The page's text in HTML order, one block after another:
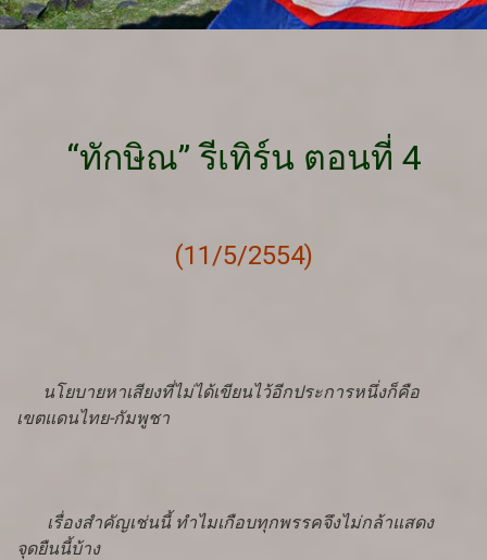
“ทักษิณ” รีเทิร์น ตอนที่ 4
(11/5/2554)
นโยบายหาเสียงที่ไม่ได้เขียนไว้อีกประการหนึ่งก็คือ
เขตแดนไทย-กัมพูชา
เรื่องสำคัญเช่นนี้ ทำไมเกือบทุกพรรคจึงไม่กล้าแสดง
จุดยืนนี้บ้าง